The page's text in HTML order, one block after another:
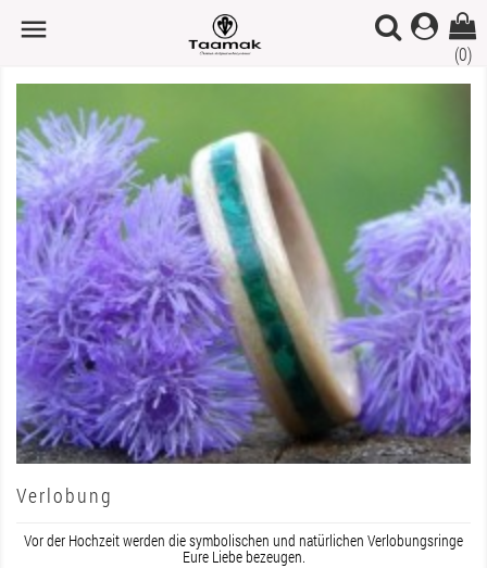

(0)
Verlobung
Vor der Hochzeit werden die symbolischen und natürlichen Verlobungsringe
Eure Liebe bezeugen.